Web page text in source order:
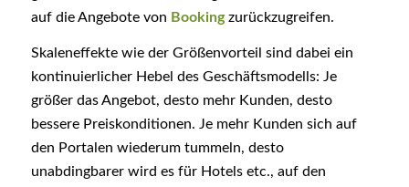
auf die Angebote von Bookingzurückzugreifen.
Skaleneffekte wie der Größenvorteil sind dabei ein
kontinuierlicher Hebel des Geschäftsmodells: Je
größer das Angebot, desto mehr Kunden, desto
bessere Preiskonditionen. Je mehr Kunden sich auf
den Portalen wiederum tummeln, desto
unabdingbarer wird es für Hotels etc., auf den